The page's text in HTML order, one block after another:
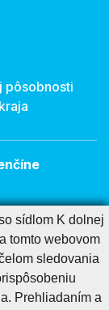
pôsobnosti
o prístupnosti
sídlom K dolnej
tomto webovom
sledovania
Prehliadaním a